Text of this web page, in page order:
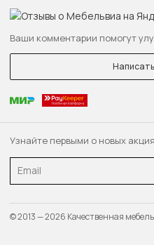
Узнайте первыми о новых
Email
Ваши комментарии помогут
© 2013 — 2026 Качественная